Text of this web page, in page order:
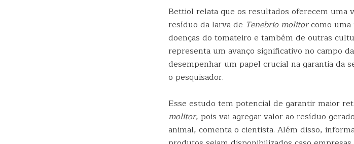
Bettiol relata que os resultados oferecem uma
resíduo da larva de Tenebrio molitorcomo uma
doenças do tomateiro e também de outras
representa um avanço significativo no campo
desempenhar um papel crucial na garantia da
o pesquisador.
Esse estudo tem potencial de garantir maior
molitor, pois vai agregar valor ao resíduo
animal, comenta o cientista. Além disso,